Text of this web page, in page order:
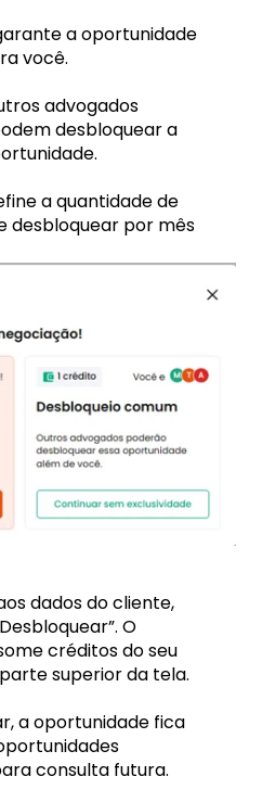
a oportunidade
você.
advogados
desbloquear a
a quantidade de
desbloquear por mês
dados do cliente,
O
créditos do seu
superior da tela.
a oportunidade fica
consulta futura.